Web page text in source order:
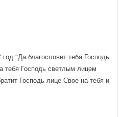
"Да благословит тебя Господь
тебя Господь светлым лицем
Господь лице Свое на тебя и